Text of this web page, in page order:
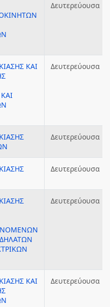
Δευτερεύουσα
ΚΑΙ
Δευτερεύουσα
Δευτερεύουσα
Δευτερεύουσα
Δευτερεύουσα
ΚΑΙ
Δευτερεύουσα